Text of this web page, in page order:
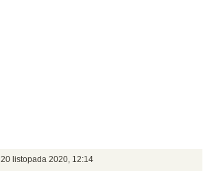
20 listopada 2020, 12:14